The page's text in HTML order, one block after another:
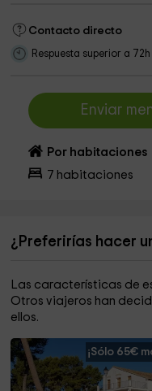
Contacto directo
Respuesta superior a 72h
Enviar
Por habitaciones
7 habitaciones
¿Preferirías hacer
Las características de
Otros viajeros han
ellos.
¡Sólo 65€